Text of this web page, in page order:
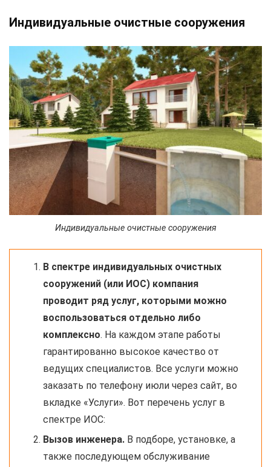
Индивидуальные очистные сооружения
Индивидуальные очистные сооружения
В спектре индивидуальных очистных
сооружений (или ИОС) компания
проводит ряд услуг, которыми можно
воспользоваться отдельно либо
комплексно. На каждом этапе работы
гарантированно высокое качество от
ведущих специалистов. Все услуги можно
заказать по телефону июли через сайт, во
вкладке «Услуги». Вот перечень услуг в
спектре ИОС:
Вызов инженера. В подборе, установке, а
также последующем обслуживание